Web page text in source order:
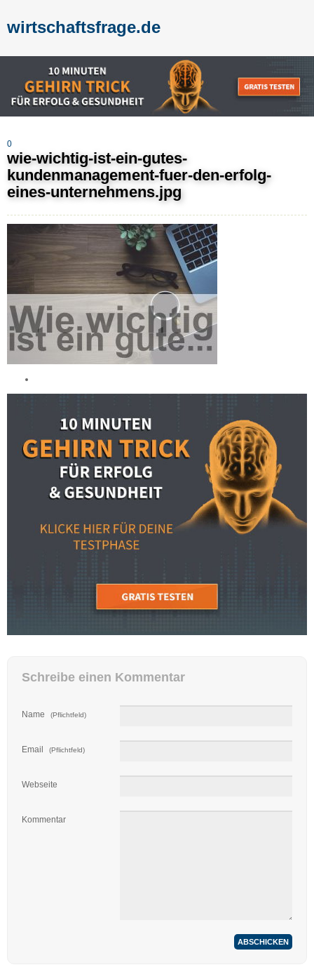
wirtschaftsfrage.de
0
wie-wichtig-ist-ein-gutes-
kundenmanagement-fuer-den-erfolg-
eines-unternehmens.jpg
Schreibe einen Kommentar
Name (Pflichtfeld)
Email (Pflichtfeld)
Webseite
Kommentar